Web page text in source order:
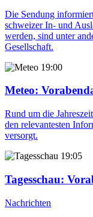
Die Sendung
schweizer In- und
werden, sind unter
Gesellschaft.
19:00
Meteo:
Rund um die
den relevantesten
versorgt.
19:05
Tagesschau:
Nachrichten